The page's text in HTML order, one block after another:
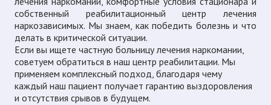
собственный реабилитационный центр лечения
наркозависимых. Мы знаем, как победить болезнь и что
делать в критической ситуации.
Если вы ищете частную больницу лечения наркомании,
советуем обратиться в наш центр реабилитации. Мы
применяем комплексный подход, благодаря чему
каждый наш пациент получает гарантию выздоровления
и отсутствия срывов в будущем.